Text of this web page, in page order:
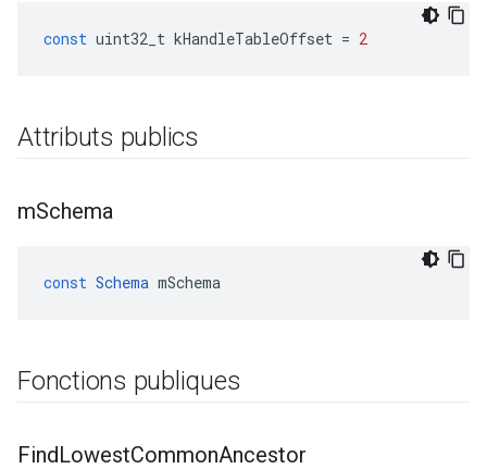
const uint32_t kHandleTableOffset = 2
Attributs publics
mSchema
const Schema mSchema
Fonctions publiques
FindLowestCommonAncestor